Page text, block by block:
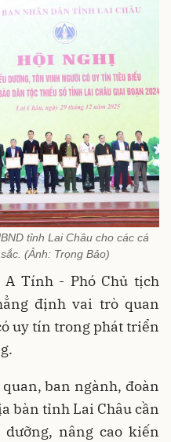
tỉnh Lai Châu cho các cá
(Ảnh: Trọng Bảo)
Tính - Phó Chủ tịch
định vai trò quan
uy tín trong phát triển
ban ngành, đoàn
bàn tỉnh Lai Châu cần
nâng cao kiến